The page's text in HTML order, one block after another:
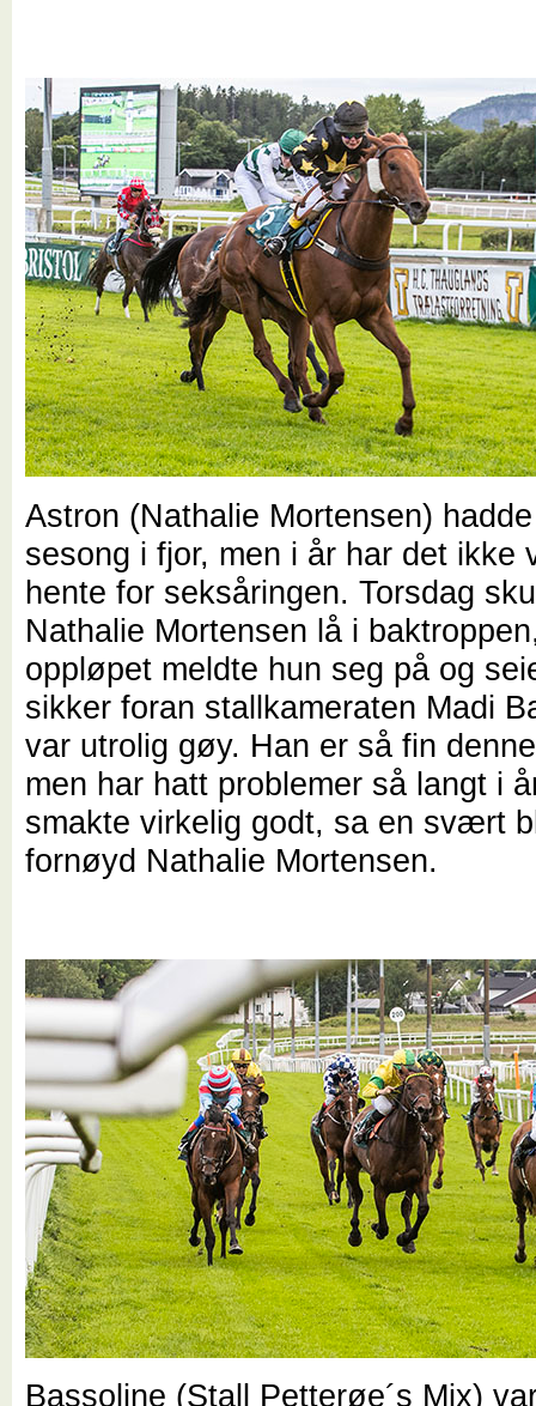
Astron (Nathalie Mortensen)
sesong i fjor, men i år har det ikke
hente for seksåringen. Torsdag
Nathalie Mortensen lå i
oppløpet meldte hun seg på og
sikker foran stallkameraten Madi
var utrolig gøy. Han er så fin
men har hatt problemer så langt i
smakte virkelig godt, sa en svært
fornøyd Nathalie Mortensen.
Bassoline (Stall Petterøe´s Mix)